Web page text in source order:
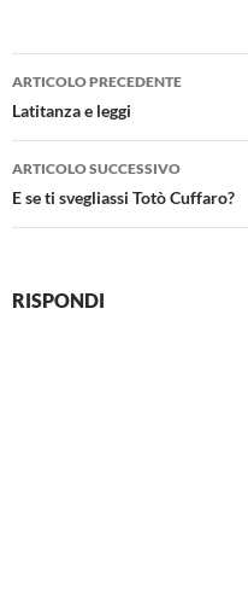
Navigazione
articolo
ARTICOLO PRECEDENTE
Latitanza e leggi
ARTICOLO SUCCESSIVO
E se ti svegliassi Totò Cuffaro?
RISPONDI